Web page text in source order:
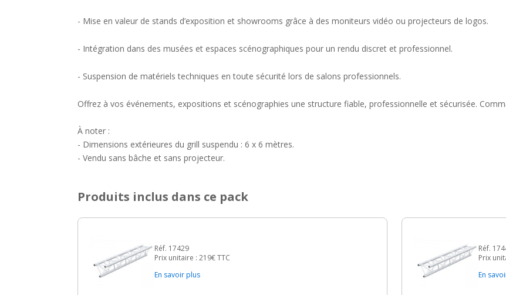
- Mise en valeur de stands d’exposition et showrooms grâce à des moniteurs vidéo ou projecteurs de logos.
- Intégration dans des musées et espaces scénographiques pour un rendu discret et professionnel.
- Suspension de matériels techniques en toute sécurité lors de salons professionnels.
Offrez à vos événements, expositions et scénographies une structure fiable, professionnelle et sécurisée.
À noter :
- Dimensions extérieures du grill suspendu : 6 x 6 mètres.
- Vendu sans bâche et sans projecteur.
Produits inclus dans ce pack
Réf. 17429
Prix unitaire : 219€TTC
En savoir plus
Réf.
Prix
En